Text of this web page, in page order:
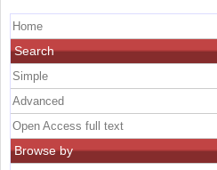
Home
Search
Simple
Advanced
Open Access full text
Browse by